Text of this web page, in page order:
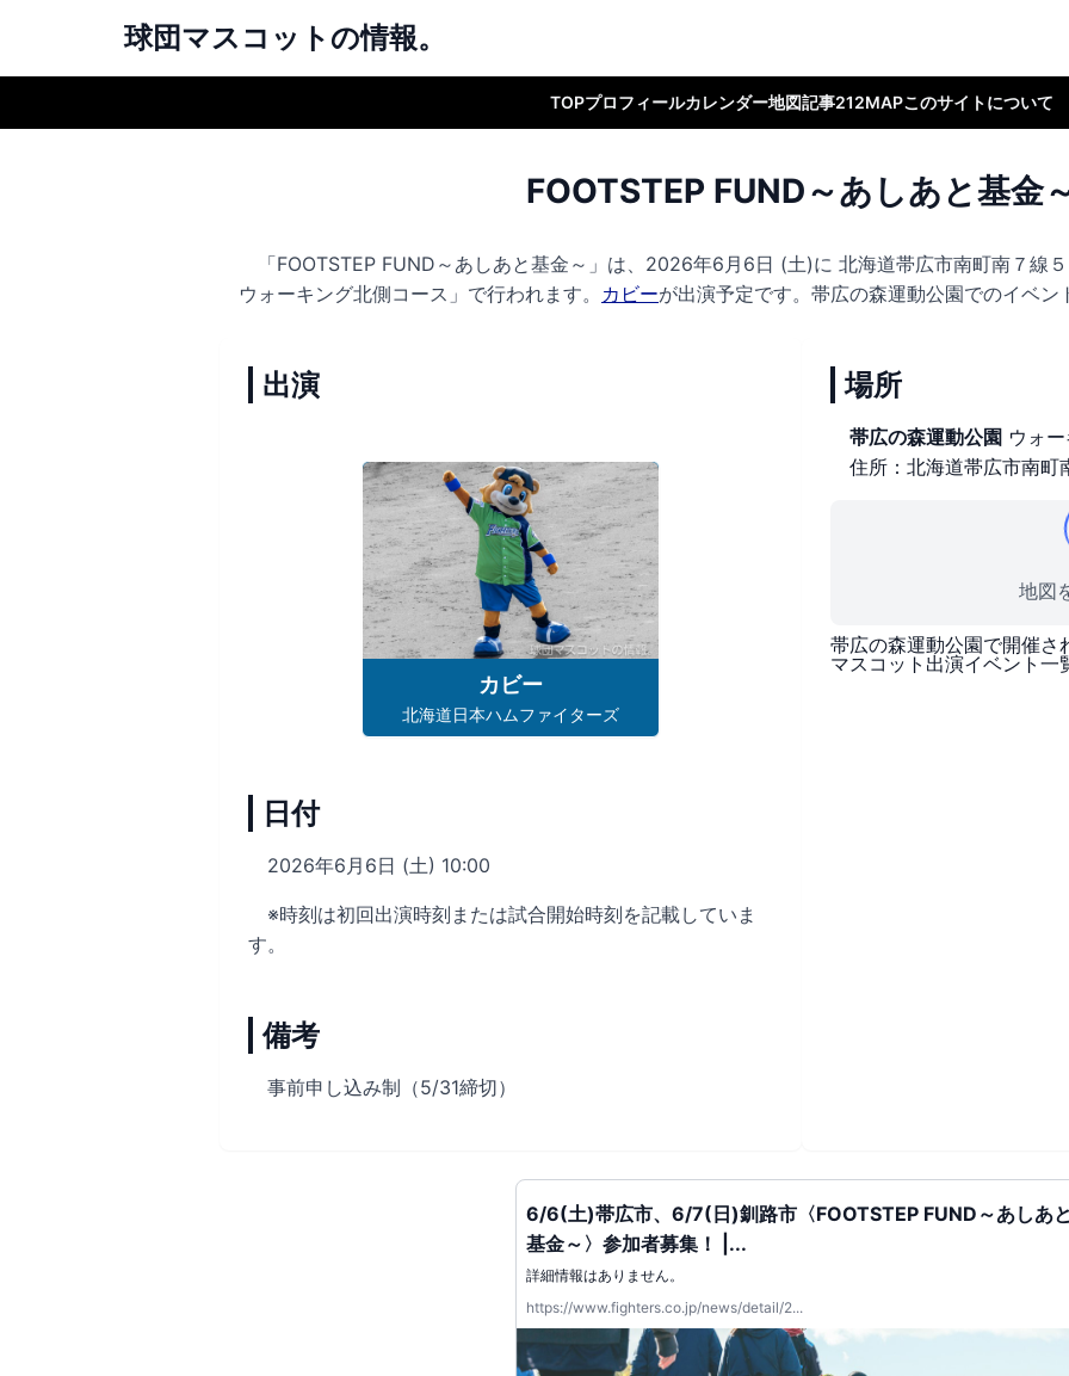
球団マスコットの情報。
TOPプロフィールカレンダー地図記事212MAPこのサイトについて
FOOTSTEP FUND～あしあと基金
「FOOTSTEP FUND～あしあと基金～」は、2026年6月6日 (土)に 北海道帯広市南町南７線
ウォーキング北側コース 」で行われます。 カビーが出演予定です。 帯広の森運動公園でのイベン
出演
カビー
北海道日本ハムファイターズ
日付
2026年6月6日 (土) 10:00
※時刻は初回出演時刻または試合開始時刻を記載していま
す。
備考
事前申し込み制（5/31締切）
場所
帯広の森運動公園 ウォ
住所：北海道帯広市南町
地図
帯広の森運動公園で開催さ
マスコット出演イベント一
6/6(土)帯広市、6/7(日)釧路市〈FOOTSTEP FUND～あしあ
基金～〉参加者募集！ |...
詳細情報はありません。
https://www.fighters.co.jp/news/detail/2...